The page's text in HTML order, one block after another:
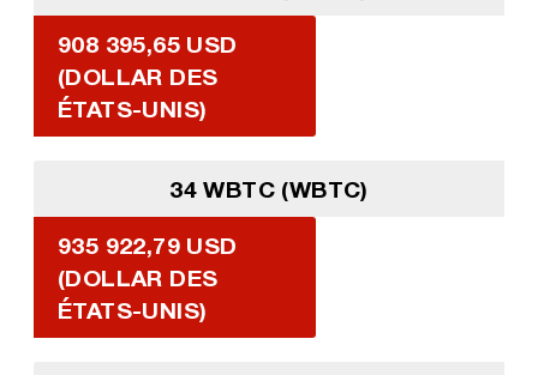
908 395,65 USD
(DOLLAR DES
ÉTATS-UNIS)
34 WBTC (WBTC)
935 922,79 USD
(DOLLAR DES
ÉTATS-UNIS)